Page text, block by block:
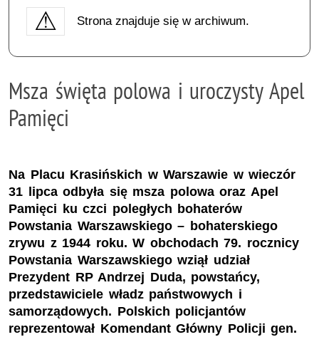
Strona znajduje się w archiwum.
Msza święta polowa i uroczysty Apel
Pamięci
Na Placu Krasińskich w Warszawie w wieczór
31 lipca odbyła się msza polowa oraz Apel
Pamięci ku czci poległych bohaterów
Powstania Warszawskiego – bohaterskiego
zrywu z 1944 roku. W obchodach 79. rocznicy
Powstania Warszawskiego wziął udział
Prezydent RP Andrzej Duda, powstańcy,
przedstawiciele władz państwowych i
samorządowych. Polskich policjantów
reprezentował Komendant Główny Policji gen.